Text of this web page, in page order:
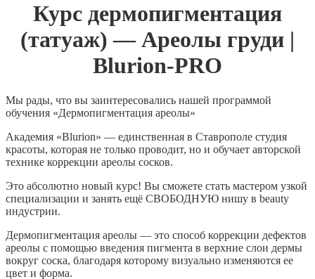
Курс дермопигментация
(татуаж) —Ареолы груди |
Blurion-PRO
Мы рады, что вы заинтересовались нашей программой
обучения «Дермопигментация ареолы»
Академия «Blurion» — единственная в Ставрополе студия
красоты, которая не только проводит, но и обучает авторской
технике коррекции ареолы сосков.
Это абсолютно новый курс! Вы сможете стать мастером узкой
специализации и занять ещё СВОБОДНУЮ нишу в beauty
индустрии.
Дермопигментация ареолы — это способ коррекции дефектов
ареолы с помощью введения пигмента в верхние слои дермы
вокруг соска, благодаря которому визуально изменяются ее
цвет и форма.